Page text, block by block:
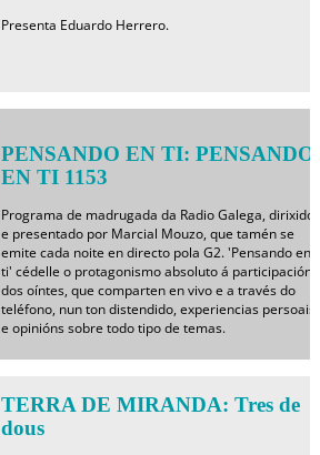
Presenta Eduardo Herrero.
PENSANDO EN TI: PENSANDO
EN TI 1153
Programa de madrugada da Radio Galega, dirixido
e presentado por Marcial Mouzo, que tamén se
emite cada noite en directo pola G2. 'Pensando en
ti' cédelle o protagonismo absoluto á participación
dos oíntes, que comparten en vivo e a través do
teléfono, nun ton distendido, experiencias persoais
e opinións sobre todo tipo de temas.
TERRA DE MIRANDA: Tres de
dous